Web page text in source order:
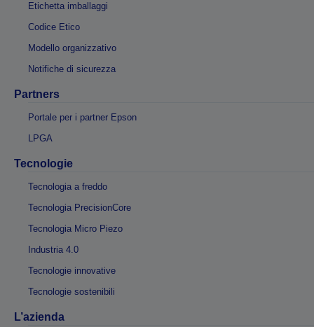
Etichetta imballaggi
Codice Etico
Modello organizzativo
Notifiche di sicurezza
Partners
Portale per i partner Epson
LPGA
Tecnologie
Tecnologia a freddo
Tecnologia PrecisionCore
Tecnologia Micro Piezo
Industria 4.0
Tecnologie innovative
Tecnologie sostenibili
L’azienda